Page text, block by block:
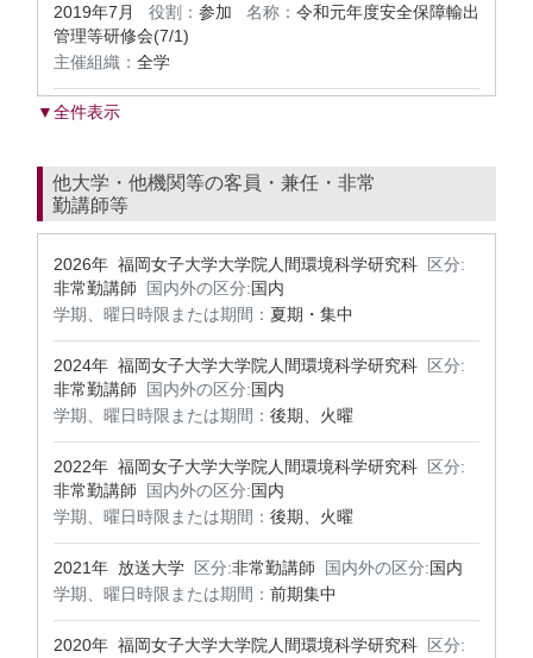
2019年7月 役割： 参加 名称： 令和元年度安全保障輸出
管理等研修会(7/1)
主催組織： 全学
▼全件表示
他大学・他機関等の客員・兼任・非常
勤講師等
2026年 福岡女子大学大学院人間環境科学研究科
区分:
非常勤講師
国内外の区分:国内
学期、曜日時限または期間： 夏期・集中
2024年 福岡女子大学大学院人間環境科学研究科
区分:
非常勤講師
国内外の区分:国内
学期、曜日時限または期間： 後期、火曜
2022年 福岡女子大学大学院人間環境科学研究科
区分:
非常勤講師
国内外の区分:国内
学期、曜日時限または期間： 後期、火曜
2021年 放送大学 区分:非常勤講師 国内外の区分:国内
学期、曜日時限または期間： 前期集中
2020年 福岡女子大学大学院人間環境科学研究科
区分: